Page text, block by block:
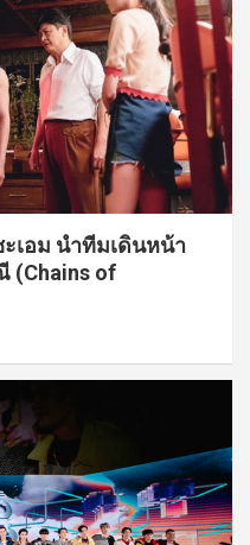
เอม นำทีมเดินหน้า
(Chains of